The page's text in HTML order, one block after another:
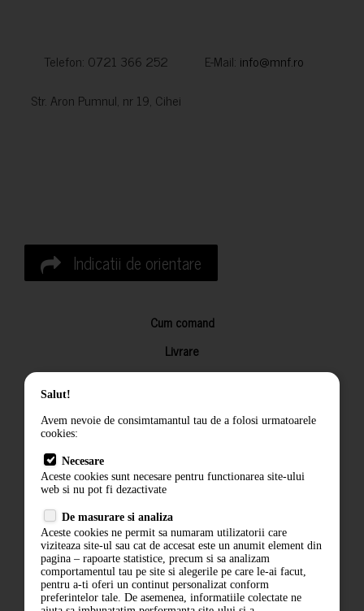
Telefon: 0721 366 252 E-Mail: info@mnf.ro
Str. Aron Pumnul, nr 19, Cihei
Indicatii de orientare
Cum comand
Livrare
Returnarea produselor
Termeni si conditii
Politica de confidentialitate
ANPC
Salut!
Avem nevoie de consimtamantul tau de a folosi urmatoarele
cookies:
Necesare
Aceste cookies sunt necesare pentru functionarea site-ului
web si nu pot fi dezactivate
De masurare si analiza
Aceste cookies ne permit sa numaram utilizatorii care
viziteaza site-ul sau cat de accesat este un anumit element din
pagina – rapoarte statistice, precum si sa analizam
comportamentul tau pe site si alegerile pe care le-ai facut,
pentru a-ti oferi un continut personalizat conform
preferintelor tale. De asemenea, informatiile colectate ne